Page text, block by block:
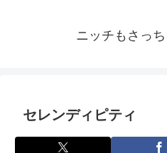
ニッチもさっ
セレンディピティ